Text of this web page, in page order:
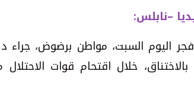
–نابلس:
اليوم السبت، مواطن برضوض، جراء
بالاختناق، خلال اقتحام قوات